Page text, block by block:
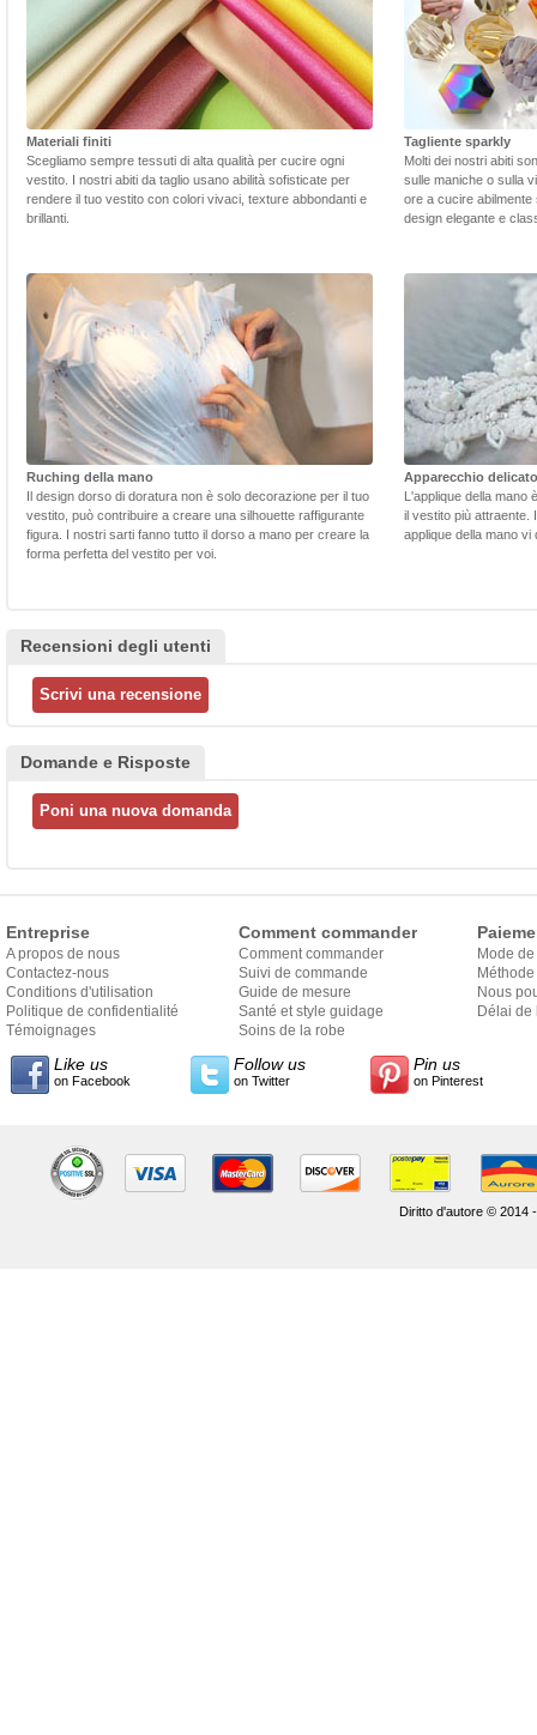
Materiali finiti
Scegliamo sempre tessuti di alta qualità per cucire ogni
vestito. I nostri abiti da taglio usano abilità sofisticate per
rendere il tuo vestito con colori vivaci, texture abbondanti e
brillanti.
Tagliente sparkly
Molti dei nostri abiti
sulle maniche o sulla
ore a cucire
design elegante e
Ruching della mano
Il design dorso di doratura non è solo decorazione per il tuo
vestito, può contribuire a creare una silhouette raffigurante
figura. I nostri sarti fanno tutto il dorso a mano per creare la
forma perfetta del vestito per voi.
Apparecchio delicato
L'applique della mano
il vestito più attraente.
applique della mano
Recensioni degli utenti
Domande e Risposte
Entreprise
A propos de nous
Contactez-nous
Conditions d'utilisation
Politique de confidentialité
Témoignages
Comment commander
Comment commander
Suivi de commande
Guide de mesure
Santé et style guidage
Soins de la robe
Mode
Nous
Délai de
Like us
on Facebook
Follow us
on Twitter
Pin us
on Pinterest
Diritto d'autore © 2014